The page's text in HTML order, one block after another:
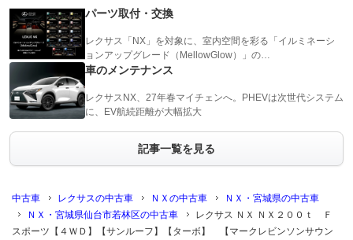
パーツ取付・交換
レクサス「NX」を対象に、室内空間を彩る「イルミネーシ
ョンアップグレード（MellowGlow）」の…
車のメンテナンス
レクサスNX、27年春マイチェンへ。PHEVは次世代システム
に、EV航続距離が大幅拡大
記事一覧を見る
中古車 レクサスの中古車 ＮＸの中古車
ＮＸ・宮城県の中古車
ＮＸ・宮城県仙台市若林区の中古車
レクサス ＮＸ ＮＸ２００ｔ Ｆ
スポーツ【４ＷＤ】【サンルーフ】【ターボ】 【マークレビンソンサウン